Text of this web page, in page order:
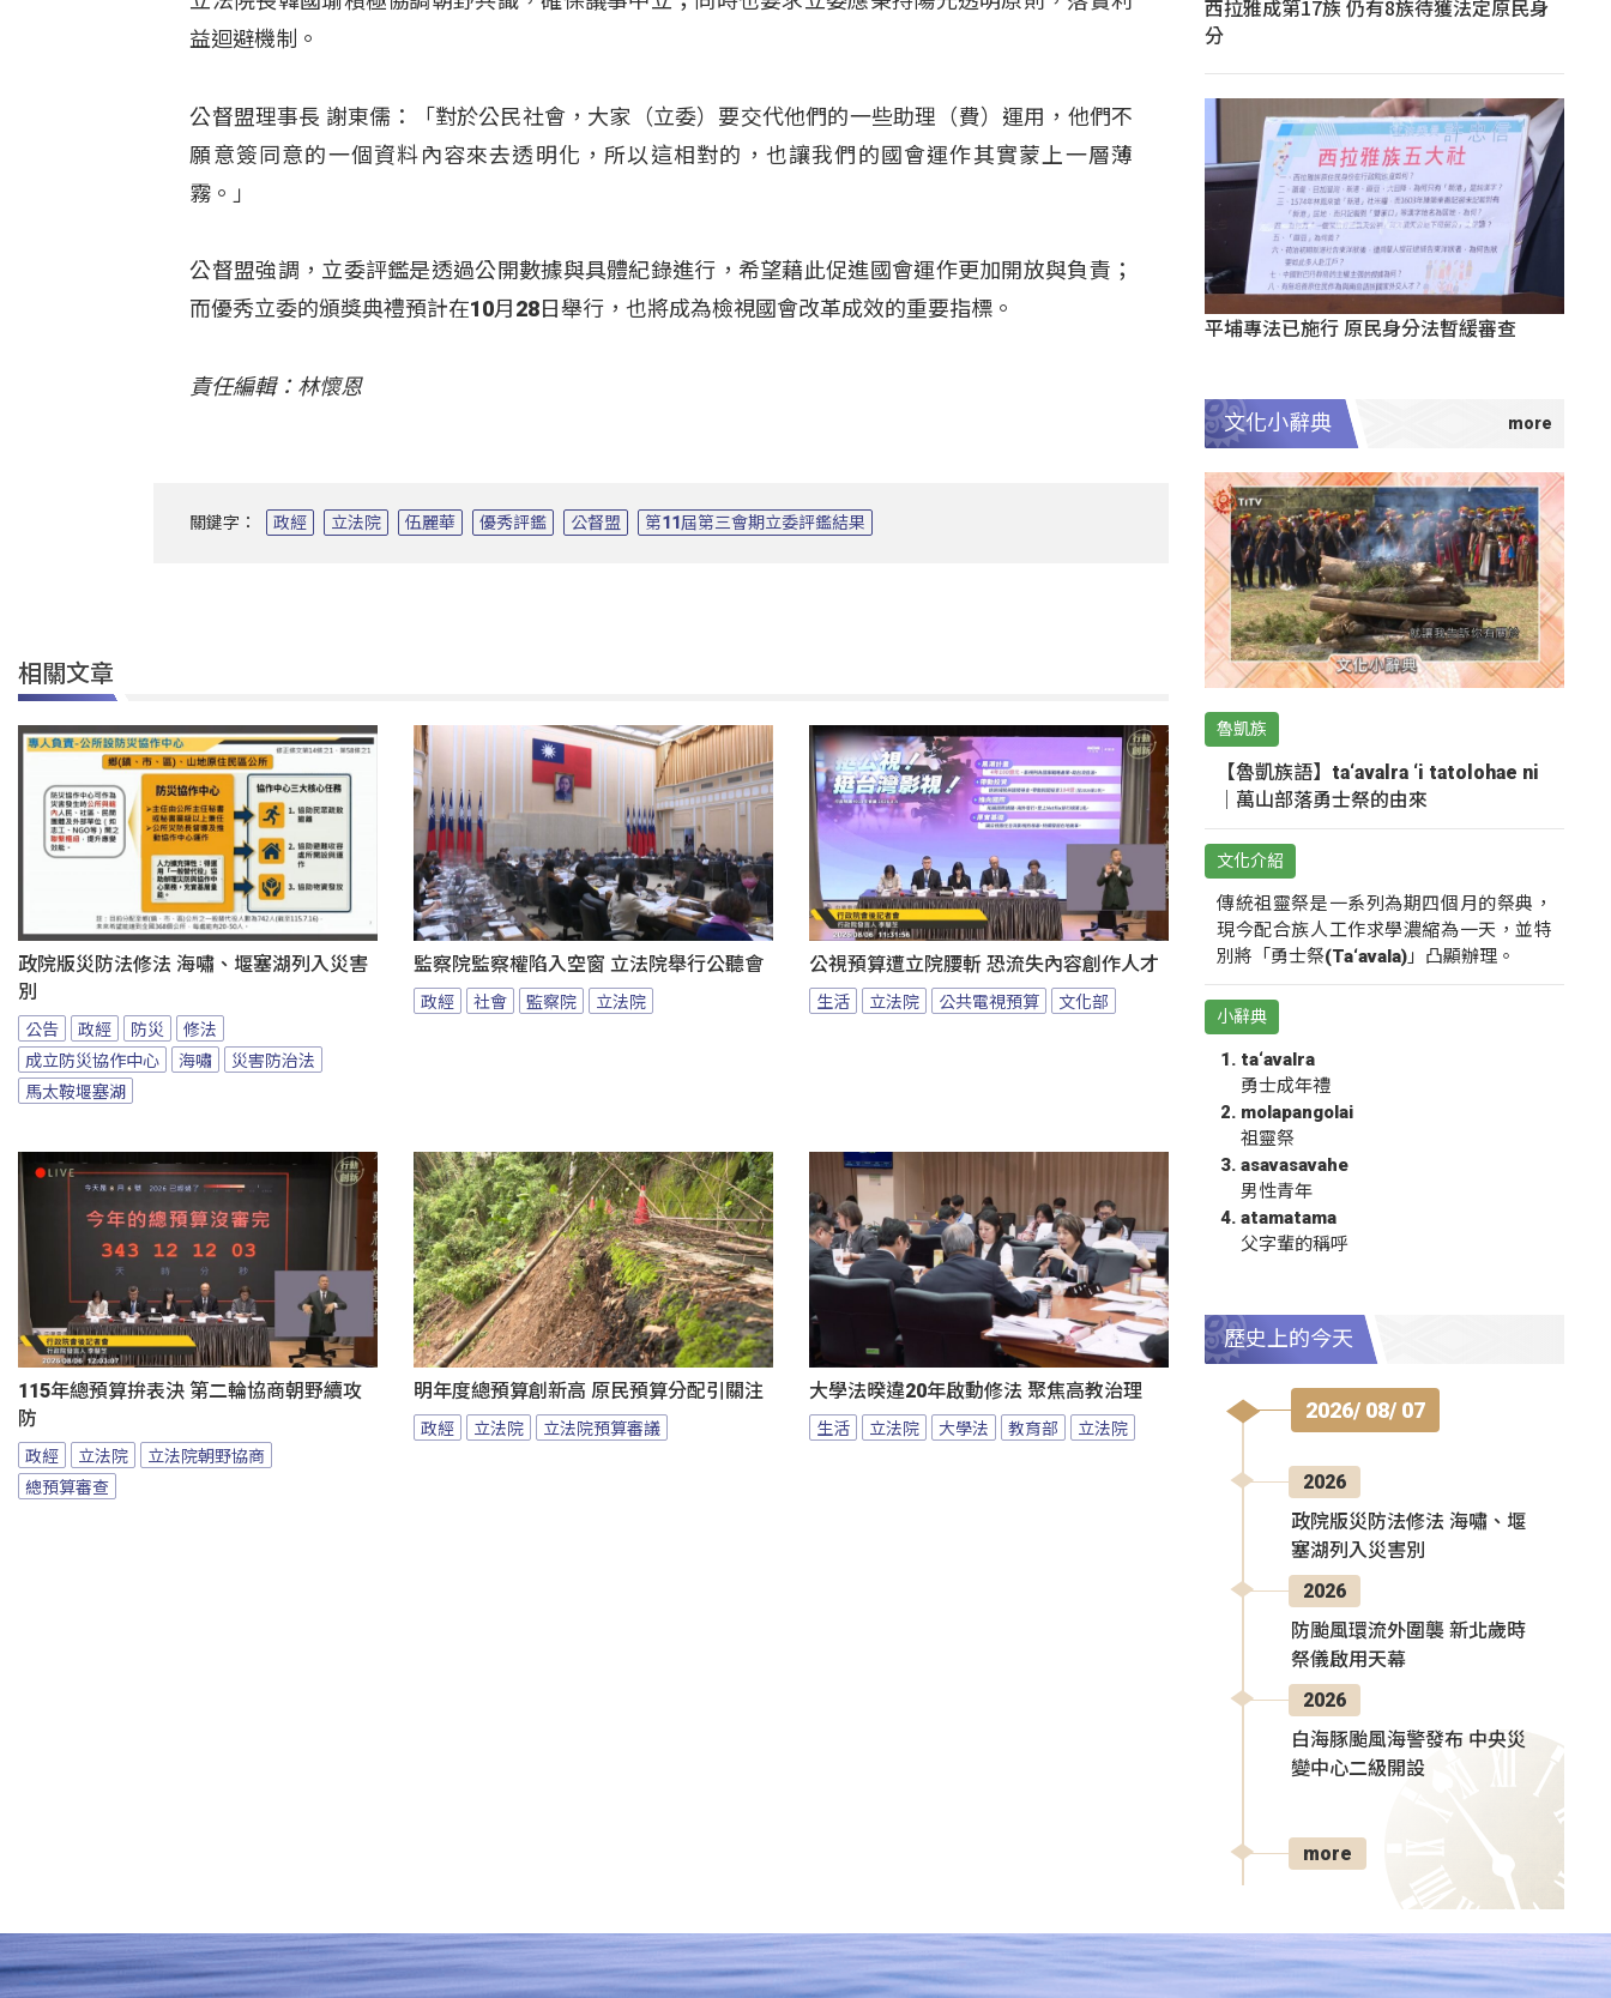
益迴避機制。
公督盟理事長 謝東儒：「對於公民社會，大家（立委）要交代他們的一些助理（費）運用，他們不
願意簽同意的一個資料內容來去透明化，所以這相對的，也讓我們的國會運作其實蒙上一層薄
霧。」
公督盟強調，立委評鑑是透過公開數據與具體紀錄進行，希望藉此促進國會運作更加開放與負責；
而優秀立委的頒獎典禮預計在10月28日舉行，也將成為檢視國會改革成效的重要指標。
責任編輯：林懷恩
關鍵字： 政經 立法院 伍麗華 優秀評鑑 公督盟 第11屆第三會期立委評鑑結果
相關文章
政院版災防法修法 海嘯、堰塞湖列入災害
別
公告 政經 防災
修法
成立防災協作中心
海嘯
災害防治法
馬太鞍堰塞湖
監察院監察權陷入空窗 立法院舉行公聽會
政經 社會 監察院 立法院
公視預算遭立院腰斬 恐流失內容創作人才
生活 立法院 公共電視預算 文化部
115年總預算拚表決 第二輪協商朝野續攻
防
政經 立法院
立法院朝野協商
總預算審查
明年度總預算創新高 原民預算分配引關注
政經 立法院 立法院預算審議
大學法暌違20年啟動修法 聚焦高教治理
生活 立法院 大學法 教育部 立法院
西拉雅成第17族 仍有8族待獲法定原民身
分
平埔專法已施行 原民身分法暫緩審查
文化小辭典
魯凱族
【魯凱族語】ta‘avalra ‘i tatolohae ni
｜萬山部落勇士祭的由來
文化介紹
傳統祖靈祭是一系列為期四個月的祭典，
現今配合族人工作求學濃縮為一天，並特
別將「勇士祭(Ta‘avala)」凸顯辦理。
小辭典
ta‘avalra
勇士成年禮
molapangolai
祖靈祭
asavasavahe
男性青年
atamatama
父字輩的稱呼
歷史上的今天
2026/ 08/ 07
2026
政院版災防法修法 海嘯、堰
塞湖列入災害別
2026
防颱風環流外圍襲 新北歲時
祭儀啟用天幕
2026
白海豚颱風海警發布 中央災
變中心二級開設
more